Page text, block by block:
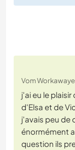
Vom
j'ai eu le
d'Elsa et de
j'avais peu de
énormément
question ils